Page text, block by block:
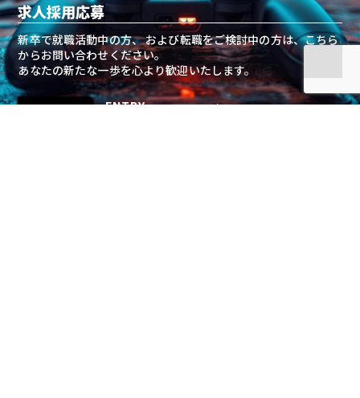
新卒で就職活動中の方、 および転職をご検討中の方は、こちら
からお問い合わせください。
あなたの新たな一歩を心より歓迎いたします。
求人採用応募
ENTRY